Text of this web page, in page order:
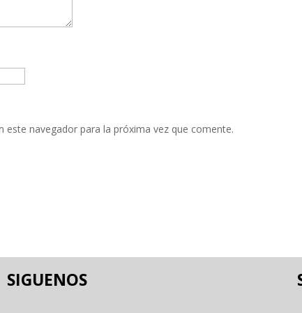
navegador para la próxima vez que comente.
SIGUENOS